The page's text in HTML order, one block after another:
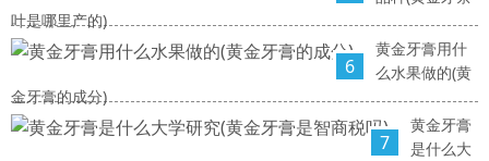
叶是哪里产的)
6
黄金牙膏用什
么水果做的(黄
金牙膏的成分)
7
黄金牙膏
是什么大